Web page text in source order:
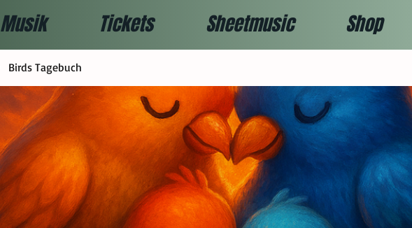
Musik Tickets Sheetmusic Shop
Birds Tagebuch